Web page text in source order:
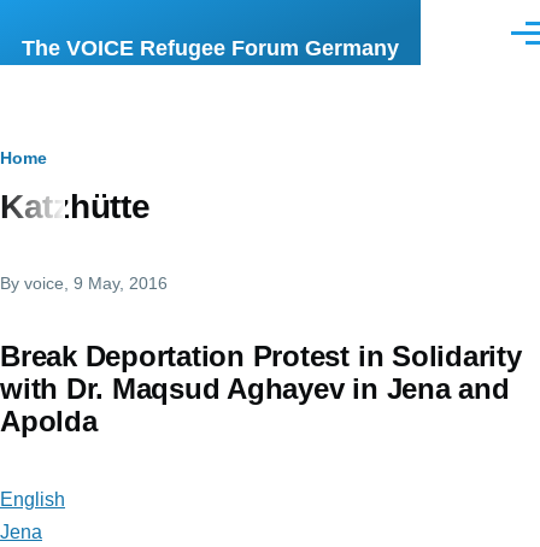
The VOICE Refugee Forum Germany
Breadcrumb
Home
Katzhütte
By voice , 9 May, 2016
Break Deportation Protest in Solidarity
with Dr. Maqsud Aghayev in Jena and
Apolda
English
Jena